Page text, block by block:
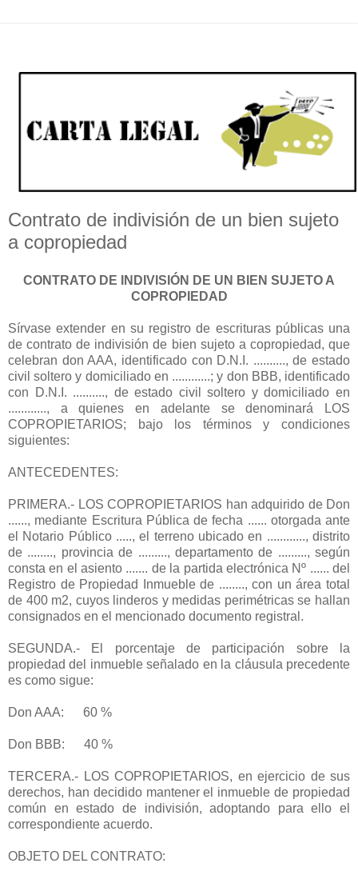
Contrato de indivisión de un bien sujeto
a copropiedad
CONTRATO DE INDIVISIÓN DE UN BIEN SUJETO A
COPROPIEDAD
Sírvase extender en su registro de escrituras públicas una
de contrato de indivisión de bien sujeto a copropiedad, que
celebran don AAA, identificado con D.N.I. .........., de estado
civil soltero y domiciliado en ............; y don BBB, identificado
con D.N.I. .........., de estado civil soltero y domiciliado en
............, a quienes en adelante se denominará LOS
COPROPIETARIOS; bajo los términos y condiciones
siguientes:
ANTECEDENTES:
PRIMERA.- LOS COPROPIETARIOS han adquirido de Don
......, mediante Escritura Pública de fecha ...... otorgada ante
el Notario Público ....., el terreno ubicado en ............, distrito
de ........, provincia de ........., departamento de ........., según
consta en el asiento ....... de la partida electrónica Nº ...... del
Registro de Propiedad Inmueble de ........, con un área total
de 400 m2, cuyos linderos y medidas perimétricas se hallan
consignados en el mencionado documento registral.
SEGUNDA.- El porcentaje de participación sobre la
propiedad del inmueble señalado en la cláusula precedente
es como sigue:
Don AAA: 60 %
Don BBB: 40 %
TERCERA.- LOS COPROPIETARIOS, en ejercicio de sus
derechos, han decidido mantener el inmueble de propiedad
común en estado de indivisión, adoptando para ello el
correspondiente acuerdo.
OBJETO DEL CONTRATO: